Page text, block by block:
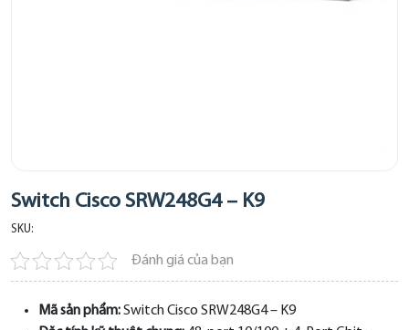
Switch Cisco SRW248G4 – K9
SKU:
Đánh giá của bạn
Mã sản phẩm:Switch Cisco SRW248G4 – K9